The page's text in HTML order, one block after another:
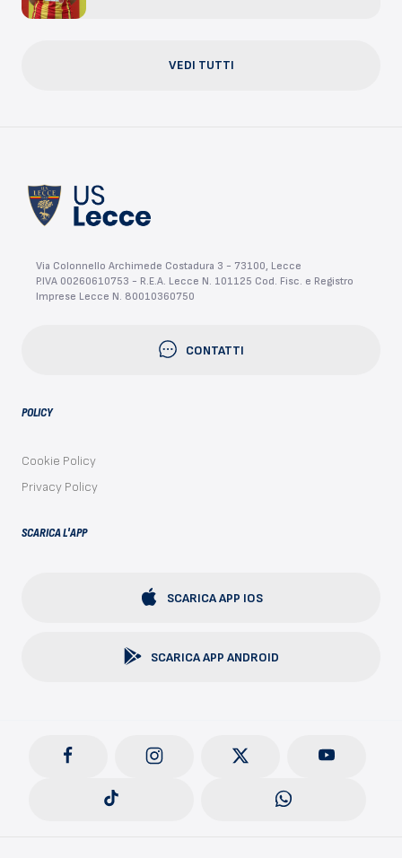
VEDI TUTTI
Via Colonnello Archimede Costadura 3 - 73100, Lecce
P.IVA 00260610753 - R.E.A. Lecce N. 101125 Cod. Fisc. e Registro
Imprese Lecce N. 80010360750
CONTATTI
POLICY
Cookie Policy
Privacy Policy
SCARICA L'APP
SCARICA APP IOS
SCARICA APP ANDROID